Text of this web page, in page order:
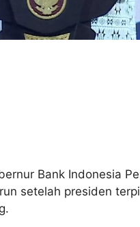
Bank Indonesia
setelah presiden